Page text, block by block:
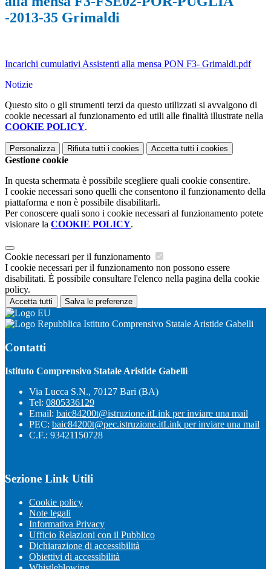
-2013-35 Grimaldi
Incarichi cumulativi Assistenti alla mensa PON F3- Grimaldi.pdf
Notizie
Questo sito o gli strumenti terzi da questo utilizzati si avvalgono di
cookie necessari al funzionamento ed utili alle finalità illustrate nella
COOKIE POLICY.
Personalizza Rifiuta tutti i cookies Accetta tutti i cookies
Gestione cookie
In questa schermata è possibile scegliere quali cookie consentire.
I cookie necessari sono quelli che consentono il funzionamento della
piattaforma e non è possibile disabilitarli.
Per conoscere quali sono i cookie necessari al funzionamento potete
visionare la COOKIE POLICY.
Cookie necessari per il funzionamento
I cookie necessari per il funzionamento non possono essere
disabilitati. È possibile consultare l'elenco nella pagina della cookie
policy.
Accetta tutti Salva le preferenze
Istituto Comprensivo Statale Aristide Gabelli
Contatti
Istituto Comprensivo Statale Aristide Gabelli
Via Lucca S.N., 70127 Bari (BA)
Tel: 0805336129
Email: baic84200t@istruzione.itLink per inviare una mail
PEC: baic84200t@pec.istruzione.itLink per inviare una mail
C.F.: 93421150728
Sezione Link Utili
Cookie policy
Note legali
Informativa Privacy
Ufficio Relazioni con il Pubblico
Dichiarazione di accessibilità
Obiettivi di accessibilità